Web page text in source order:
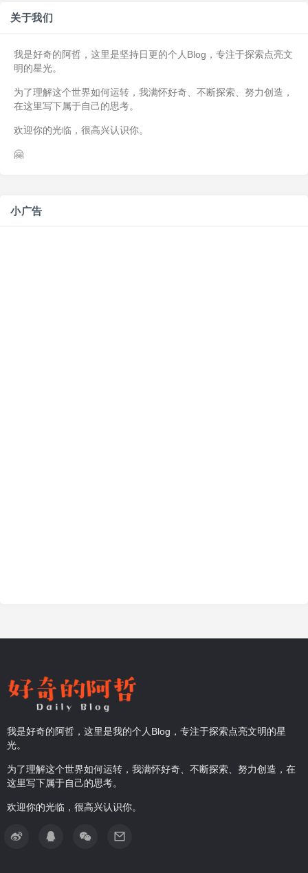
关于我们
我是好奇的阿哲，这里是坚持日更的个人Blog，专注于探索点亮文
明的星光。
为了理解这个世界如何运转，我满怀好奇、不断探索、努力创造，
在这里写下属于自己的思考。
欢迎你的光临，很高兴认识你。
🤗
小广告
我是好奇的阿哲，这里是我的个人Blog，专注于探索点亮文明的星
光。
为了理解这个世界如何运转，我满怀好奇、不断探索、努力创造，在
这里写下属于自己的思考。
欢迎你的光临，很高兴认识你。